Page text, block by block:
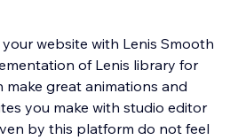
website with Lenis Smooth
of Lenis library for
make great animations and
you make with studio editor
by this platform do not feel